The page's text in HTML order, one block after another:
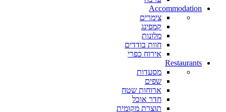
Accommodation
צימרים
קמפינג
מלונות
חוות בודדים
אירוח כפרי
Restaurants
מסעדות
שפים
ארוחות שטח
חדר אוכל
תוצרת מקומית